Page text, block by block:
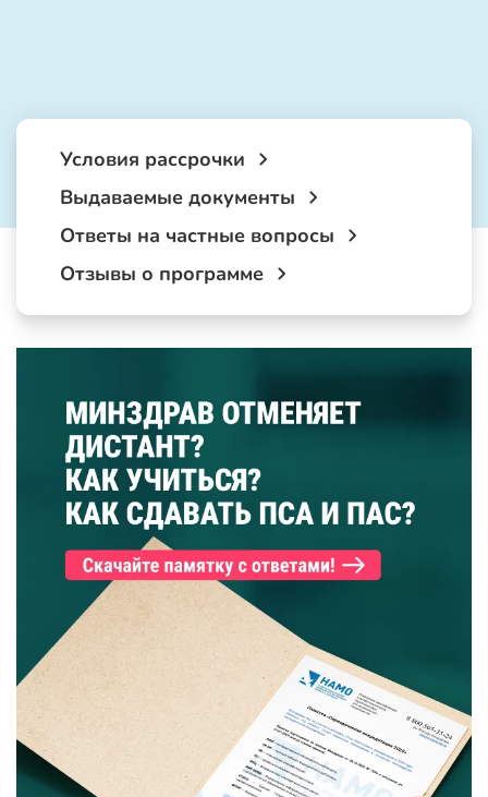
Условия рассрочки
Выдаваемые документы
Ответы на частные вопросы
Отзывы о программе